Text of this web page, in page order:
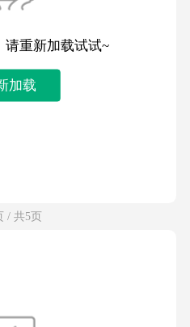
请重新加载试试~
加载
/ 共5页